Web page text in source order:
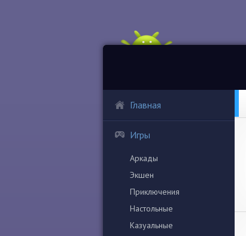
Главная
Игры
Аркады
Экшен
Приключения
Настольные
Казуальные